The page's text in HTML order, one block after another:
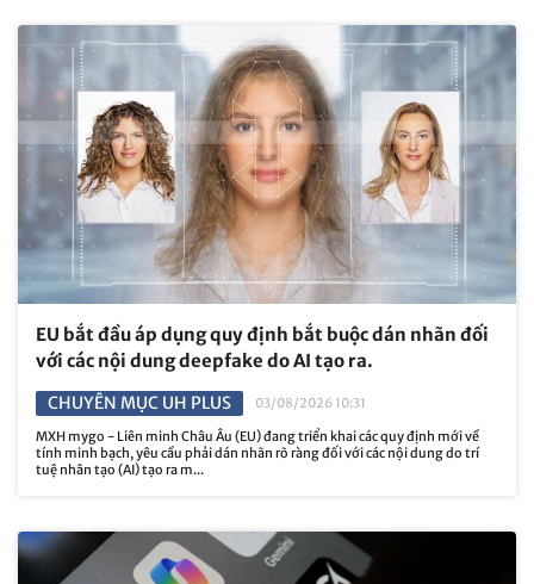
EU bắt đầu áp dụng quy định bắt buộc dán nhãn đối
với các nội dung deepfake do AI tạo ra.
CHUYÊN MỤC UH PLUS
03/08/2026 10:31
MXH mygo - Liên minh Châu Âu (EU) đang triển khai các quy định mới về
tính minh bạch, yêu cầu phải dán nhãn rõ ràng đối với các nội dung do trí
tuệ nhân tạo (AI) tạo ra m...